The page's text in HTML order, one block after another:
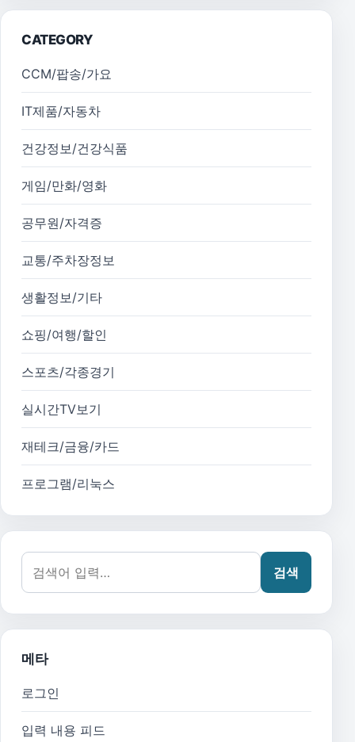
CATEGORY
CCM/팝송/가요
IT제품/자동차
건강정보/건강식품
게임/만화/영화
공무원/자격증
교통/주차장정보
생활정보/기타
쇼핑/여행/할인
스포츠/각종경기
실시간TV보기
재테크/금융/카드
프로그램/리눅스
검색어:
검색
메타
로그인
입력 내용 피드